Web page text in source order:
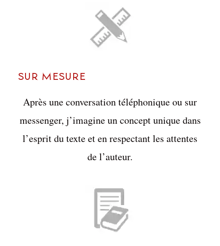
Sur mesure
Après une conversation téléphonique ou sur
messenger, j’imagine un concept unique dans
l’esprit du texte et en respectant les attentes
de l’auteur.